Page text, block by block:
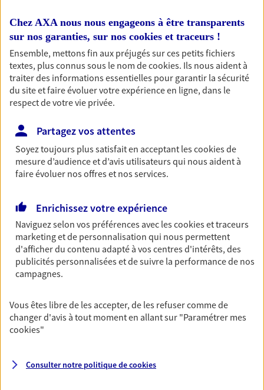
Découvrez le support d’investissement AXA Coupon Opportunité
2034. Cette offre est commercialisée du 7 janvier au 30 avril 2026
(inclus) sous réserve du montant de l’enveloppe disponible. Vous
pouvez contacter l’agence pour plus d’informations au 04.70.28.72.60.
Nos expertises
professionnels et les
entreprises
Comme vous, nous sommes des indépendants. Nous
bâtissons ensemble des solutions cohérentes pour
protéger votre activité, vos collaborateurs... mais aussi
vous-même et votre famille.
Accompagner vos projets de
vie
Autant de moments de vie qui nécessitent des solutions
Chez AXA nous nous engageons à être transparents
sur nos garanties, sur nos cookies et traceurs !
Ensemble, mettons fin aux préjugés sur ces petits fichiers
textes, plus connus sous le nom decookies. Ils nous aident à
traiter des informations essentielles pour garantir la sécurité
du site et faire évoluer votre expérience en ligne, dans le
respect de votre vie privée.
Partagez vos attentes
Soyez toujours plus satisfait en acceptant lescookiesde
mesure d’audience et d’avis utilisateurs qui nous aident à
faire évoluer nos offres et nos services.
Enrichissez votre expérience
Naviguez selon vos préférences avec lescookies et traceurs
marketing et de personnalisation qui nous permettent
d'afficher du contenu adapté à vos centres d'intérêts, des
publicités personnalisées et de suivre la performance de nos
campagnes.
Vous êtes libre de les accepter, de les refuser comme de
changer d'avis à tout moment en allant sur "Paramétrer mes
cookies"
Consulter notre politique decookies